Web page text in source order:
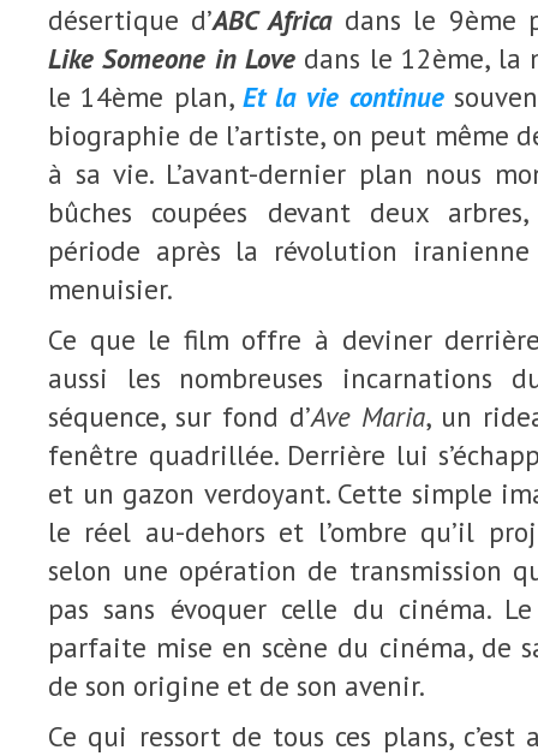
désertique d’ABC Africa dans le 9ème
Like Someone in Love dans le 12ème, la
le 14ème plan, Et la vie continue
biographie de l’artiste, on peut même
à sa vie. L’avant-dernier plan nous
bûches coupées devant deux
période après la révolution
menuisier.
Ce que le film offre à deviner derrière
aussi les nombreuses incarnations
séquence, sur fond d’Ave Maria, un
fenêtre quadrillée. Derrière lui
et un gazon verdoyant. Cette simple
le réel au-dehors et l’ombre qu’il
selon une opération de transmission
pas sans évoquer celle du cinéma.
parfaite mise en scène du cinéma, de
de son origine et de son avenir.
Ce qui ressort de tous ces plans,